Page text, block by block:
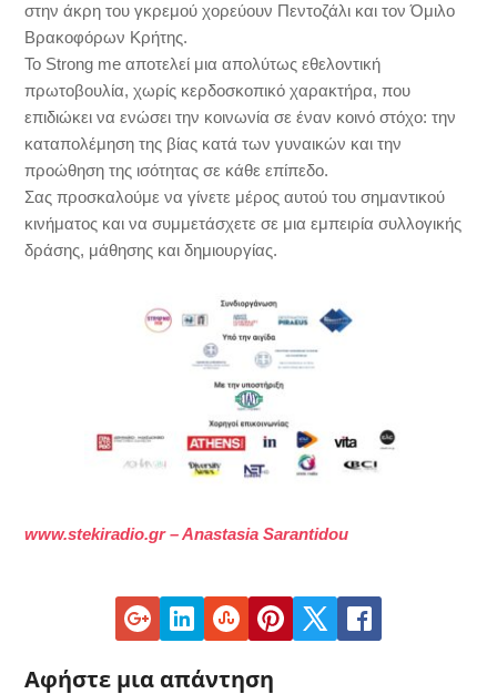
στην άκρη του γκρεμού χορεύουν Πεντοζάλι και τον Όμιλο
Βρακοφόρων Κρήτης.
Το Strong me αποτελεί μια απολύτως εθελοντική
πρωτοβουλία, χωρίς κερδοσκοπικό χαρακτήρα, που
επιδιώκει να ενώσει την κοινωνία σε έναν κοινό στόχο: την
καταπολέμηση της βίας κατά των γυναικών και την
προώθηση της ισότητας σε κάθε επίπεδο.
Σας προσκαλούμε να γίνετε μέρος αυτού του σημαντικού
κινήματος και να συμμετάσχετε σε μια εμπειρία συλλογικής
δράσης, μάθησης και δημιουργίας.
www.stekiradio.gr – Anastasia Sarantidou
Αφήστε μια απάντηση